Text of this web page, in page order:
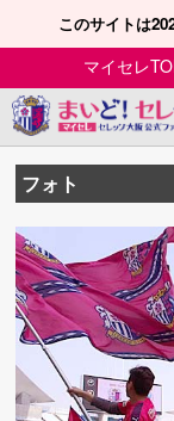
このサイトは
マイセレ
フォト